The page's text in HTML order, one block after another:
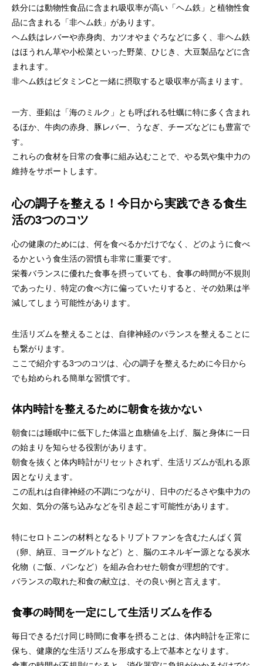
鉄分には動物性食品に含まれ吸収率が高い「ヘム鉄」と植物性食
品に含まれる「非ヘム鉄」があります。
ヘム鉄はレバーや赤身肉、カツオやまぐろなどに多く、非ヘム鉄
はほうれん草や小松菜といった野菜、ひじき、大豆製品などに含
まれます。
非ヘム鉄はビタミンCと一緒に摂取すると吸収率が高まります。
一方、亜鉛は「海のミルク」とも呼ばれる牡蠣に特に多く含まれ
るほか、牛肉の赤身、豚レバー、うなぎ、チーズなどにも豊富で
す。
これらの食材を日常の食事に組み込むことで、やる気や集中力の
維持をサポートします。
心の調子を整える！今日から実践できる食生
活の3つのコツ
心の健康のためには、何を食べるかだけでなく、どのように食べ
るかという食生活の習慣も非常に重要です。
栄養バランスに優れた食事を摂っていても、食事の時間が不規則
であったり、特定の食べ方に偏っていたりすると、その効果は半
減してしまう可能性があります。
生活リズムを整えることは、自律神経のバランスを整えることに
も繋がります。
ここで紹介する3つのコツは、心の調子を整えるために今日から
でも始められる簡単な習慣です。
体内時計を整えるために朝食を抜かない
朝食には睡眠中に低下した体温と血糖値を上げ、脳と身体に一日
の始まりを知らせる役割があります。
朝食を抜くと体内時計がリセットされず、生活リズムが乱れる原
因となりえます。
この乱れは自律神経の不調につながり、日中のだるさや集中力の
欠如、気分の落ち込みなどを引き起こす可能性があります。
特にセロトニンの材料となるトリプトファンを含むたんぱく質
（卵、納豆、ヨーグルトなど）と、脳のエネルギー源となる炭水
化物（ご飯、パンなど）を組み合わせた朝食が理想的です。
バランスの取れた和食の献立は、その良い例と言えます。
食事の時間を一定にして生活リズムを作る
毎日できるだけ同じ時間に食事を摂ることは、体内時計を正常に
保ち、健康的な生活リズムを形成する上で基本となります。